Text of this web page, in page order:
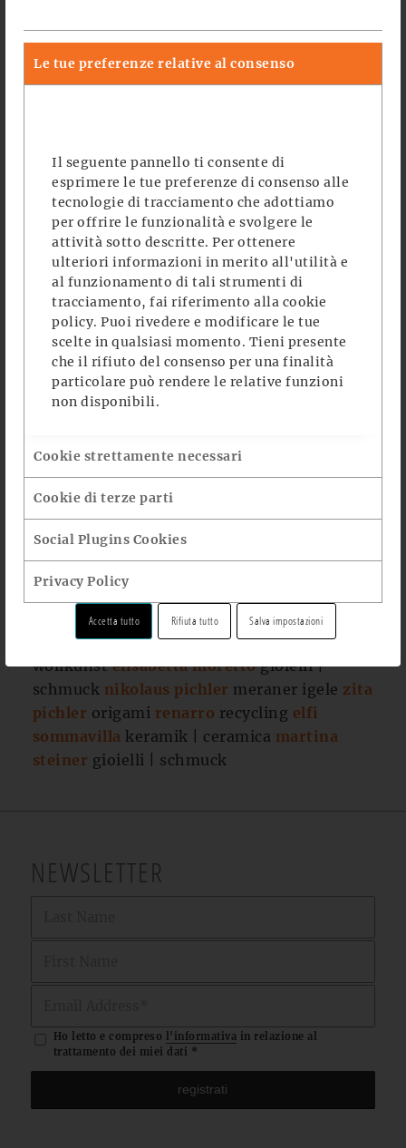
Le tue preferenze relative al consenso
Il seguente pannello ti consente di
esprimere le tue preferenze di consenso alle
tecnologie di tracciamento che adottiamo
per offrire le funzionalità e svolgere le
attività sotto descritte. Per ottenere
ulteriori informazioni in merito all'utilità e
al funzionamento di tali strumenti di
tracciamento, fai riferimento alla cookie
policy. Puoi rivedere e modificare le tue
scelte in qualsiasi momento. Tieni presente
che il rifiuto del consenso per una finalità
particolare può rendere le relative funzioni
non disponibili.
Cookie strettamente necessari
Cookie di terze parti
Social Plugins Cookies
Privacy Policy
Accetta tutto Rifiuta tutto Salva impostazioni
VENERDÌ, 8 – DOMENICA, 10
DICEMBRE 2023
APERTO DALLE ORE 11 – 20
huberta & rosa knoll sehr wunderschön |
molto bellissimo elisabetta morettogioielli
| schmuck
benjamin pfitscherholz | legno
nikolaus pichlermeraner igelezita pichler
origamirenarrorecyclingschutzhütte b1
rifugiopiccole cose fatto all’uncinetto |
gehäkeltestrau ditaschen | borse & co
VENERDÌ, 15 – DOMENICA, 17
APERTO DALLE ORE 11 – 20
allasjoiasschmuck | gioielli
täschchen für allerleihuberta & rosa knoll
sehr wunderschön | molto bellissimo
barbara klopfer + igor strozzega zannin
schmuck | gioielli + aquarelle
genitori waldorf elternwerkstattkreatives
allerlei | mix creativolilliwärmende
wollkunstelisabetta morettogioielli |
schmuck nikolaus pichler meraner igele zita
pichler origami renarro recycling elfi
sommavilla keramik | ceramica martina
steiner gioielli | schmuck
NEWSLETTER
Ho letto e compreso l'informativa in relazione al
trattamento dei miei dati *